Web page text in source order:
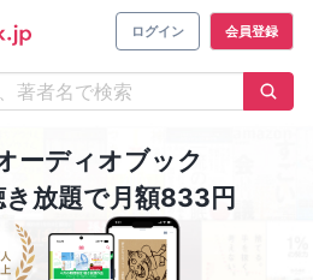
ログイン 会員登録
ーディオブック
放題で月額833円